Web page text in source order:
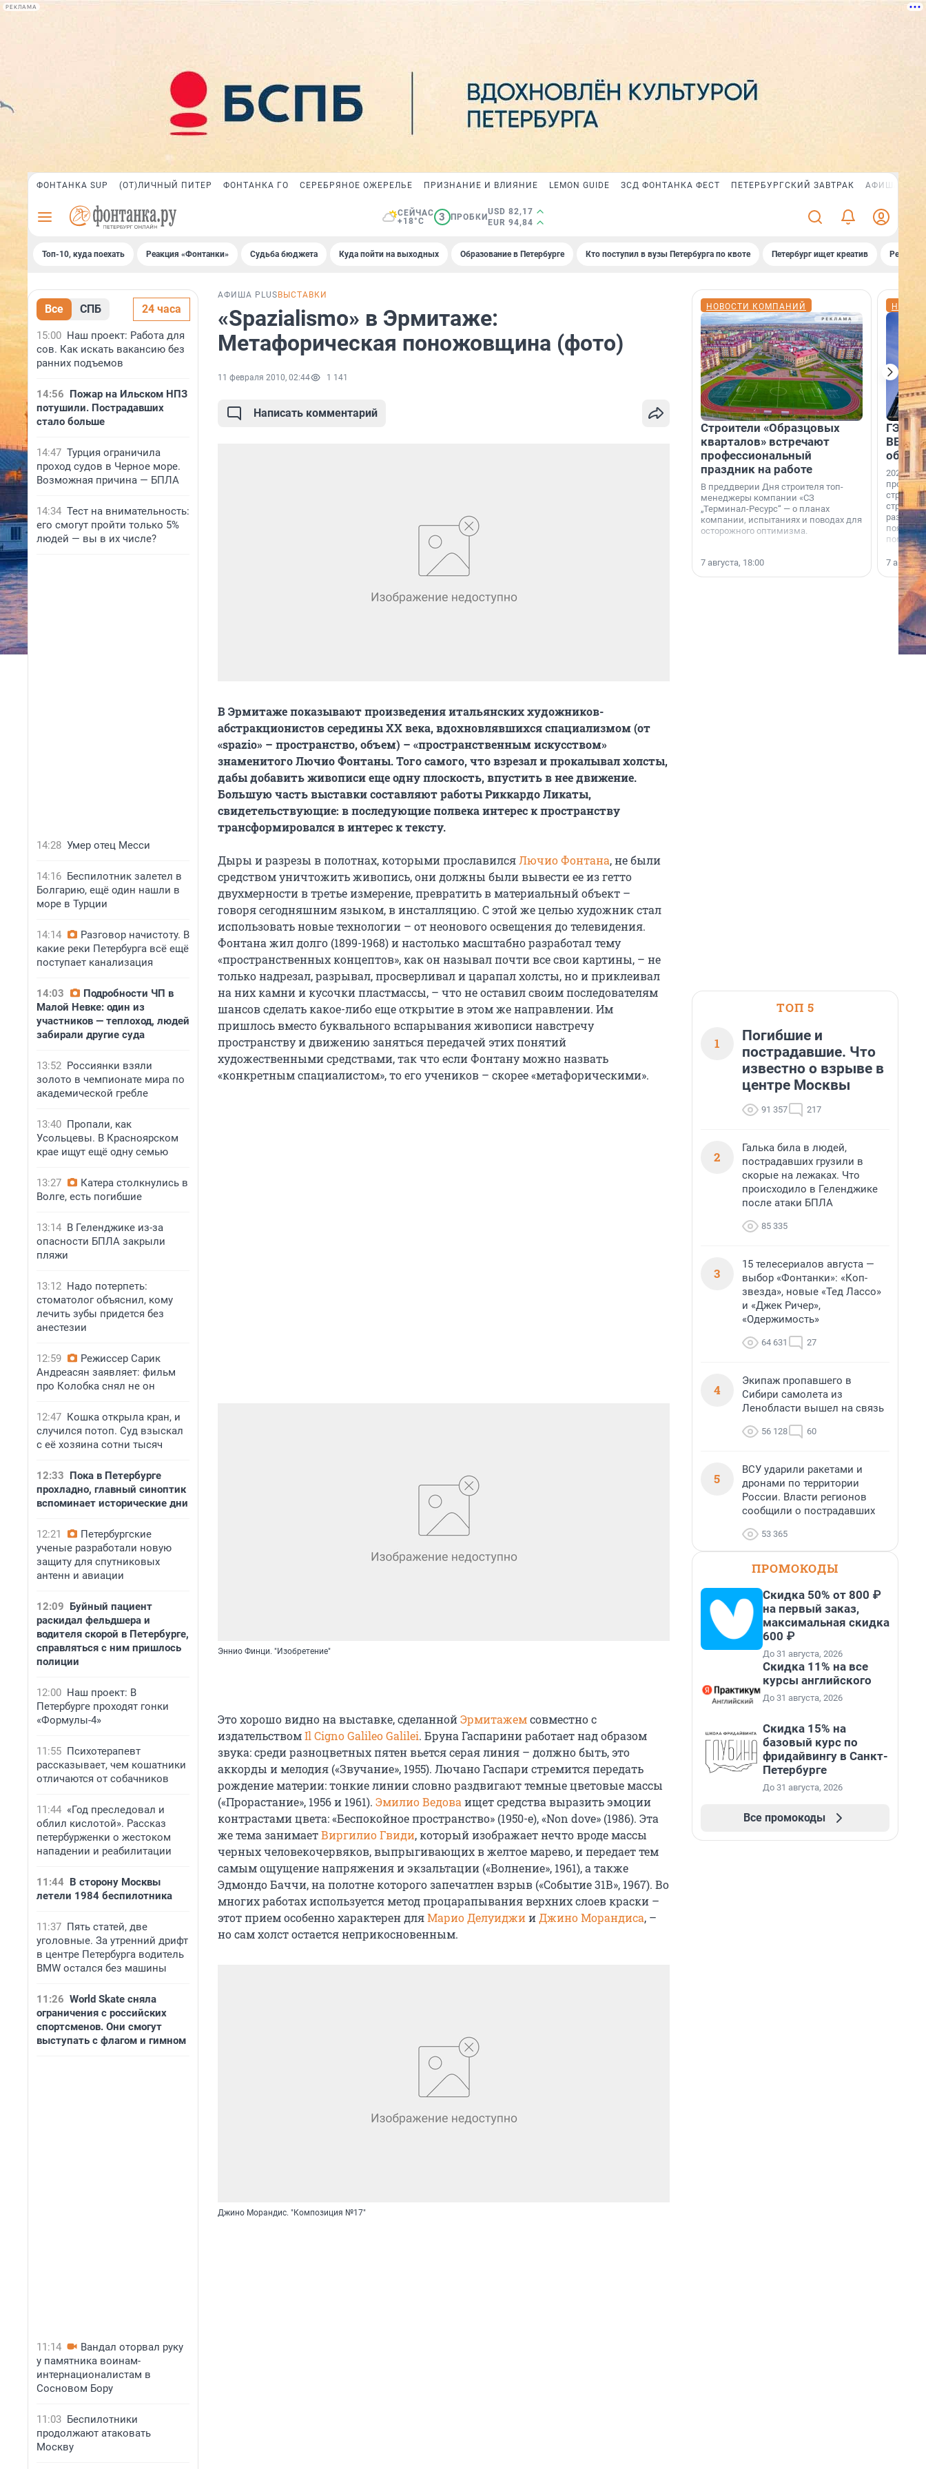
РЕКЛАМА
ФОНТАНКА SUP (ОТ)ЛИЧНЫЙ ПИТЕР ФОНТАНКА ГО СЕРЕБРЯНОЕ ОЖЕРЕЛЬЕ ПРИЗНАНИЕ И ВЛИЯНИЕ LEMON GUIDE ЗСД ФОНТАНКА ФЕСТ ПЕТЕРБУРГСКИЙ ЗАВТРАК АФИША PLUS
СЕЙЧАС
+18°C
3 ПРОБКИ
USD 82,17
EUR 94,84
Топ-10, куда поехать Реакция «Фонтанки» Судьба бюджета Куда пойти на выходных Образование в Петербурге Кто поступил в вузы Петербурга по квоте Петербург ищет креатив
Все СПБ 24 часа
15:00 Наш проект: Работа для
сов. Как искать вакансию без
ранних подъемов
14:56 Пожар на Ильском НПЗ
потушили. Пострадавших
стало больше
14:47 Турция ограничила
проход судов в Черное море.
Возможная причина — БПЛА
14:34 Тест на внимательность:
его смогут пройти только 5%
людей — вы в их числе?
14:28 Умер отец Месси
14:16 Беспилотник залетел в
Болгарию, ещё один нашли в
море в Турции
14:14
Разговор начистоту. В
какие реки Петербурга всё ещё
поступает канализация
14:03
Подробности ЧП в
Малой Невке: один из
участников — теплоход, людей
забирали другие суда
13:52 Россиянки взяли
золото в чемпионате мира по
академической гребле
13:40 Пропали, как
Усольцевы. В Красноярском
крае ищут ещё одну семью
13:27
Катера столкнулись в
Волге, есть погибшие
13:14 В Геленджике из-за
опасности БПЛА закрыли
пляжи
13:12 Надо потерпеть:
стоматолог объяснил, кому
лечить зубы придется без
анестезии
12:59
Режиссер Сарик
Андреасян заявляет: фильм
про Колобка снял не он
12:47 Кошка открыла кран, и
случился потоп. Суд взыскал
с её хозяина сотни тысяч
12:33 Пока в Петербурге
прохладно, главный синоптик
вспоминает исторические дни
12:21
Петербургские
ученые разработали новую
защиту для спутниковых
антенн и авиации
12:09 Буйный пациент
раскидал фельдшера и
водителя скорой в Петербурге,
справляться с ним пришлось
полиции
12:00 Наш проект: В
Петербурге проходят гонки
«Формулы-4»
11:55 Психотерапевт
рассказывает, чем кошатники
отличаются от собачников
11:44 «Год преследовал и
облил кислотой». Рассказ
петербурженки о жестоком
нападении и реабилитации
11:44 В сторону Москвы
летели 1984 беспилотника
11:37 Пять статей, две
уголовные. За утренний дрифт
в центре Петербурга водитель
BMW остался без машины
11:26 World Skate сняла
ограничения с российских
спортсменов. Они смогут
выступать с флагом и гимном
11:14
Вандал оторвал руку
у памятника воинам-
интернационалистам в
Сосновом Бору
11:03 Беспилотники
продолжают атаковать
Москву
АФИША PLUS ВЫСТАВКИ
«Spazialismo» в Эрмитаже:
Метафорическая поножовщина (фото)
11 февраля 2010, 02:44 1 141
Написать комментарий
В Эрмитаже показывают произведения итальянских художников-
абстракционистов середины ХХ века, вдохновлявшихся спациализмом (от
«spazio» – пространство, объем) – «пространственным искусством»
знаменитого Лючио Фонтаны. Того самого, что взрезал и прокалывал холсты,
дабы добавить живописи еще одну плоскость, впустить в нее движение.
Большую часть выставки составляют работы Риккардо Ликаты,
свидетельствующие: в последующие полвека интерес к пространству
трансформировался в интерес к тексту.
Дыры и разрезы в полотнах, которыми прославилсяЛючио Фонтана, не были
средством уничтожить живопись, они должны были вывести ее из гетто
двухмерности в третье измерение, превратить в материальный объект –
говоря сегодняшним языком, в инсталляцию. С этой же целью художник стал
использовать новые технологии – от неонового освещения до телевидения.
Фонтана жил долго (1899-1968) и настолько масштабно разработал тему
«пространственных концептов», как он называл почти все свои картины, – не
только надрезал, разрывал, просверливал и царапал холсты, но и приклеивал
на них камни и кусочки пластмассы, – что не оставил своим последователям
шансов сделать какое-либо еще открытие в этом же направлении. Им
пришлось вместо буквального вспарывания живописи навстречу
пространству и движению заняться передачей этих понятий
художественными средствами, так что если Фонтану можно назвать
«конкретным спациалистом», то его учеников – скорее «метафорическими».
Эннио Финци. "Изобретение"
Это хорошо видно на выставке, сделаннойЭрмитажемсовместно с
издательствомIl Cigno Galileo Galilei. Бруна Гаспарини работает над образом
звука: среди разноцветных пятен вьется серая линия – должно быть, это
аккорды и мелодия («Звучание», 1955). Лючано Гаспари стремится передать
рождение материи: тонкие линии словно раздвигают темные цветовые массы
(«Прорастание», 1956 и 1961). Эмилио Ведова ищет средства выразить эмоции
контрастами цвета: «Беспокойное пространство» (1950-е), «Non dove» (1986). Эта
же тема занимаетВиргилио Гвиди, который изображает нечто вроде массы
черных человекочервяков, выпрыгивающих в желтое марево, и передает тем
самым ощущение напряжения и экзальтации («Волнение», 1961), а также
Эдмондо Баччи, на полотне которого запечатлен взрыв («Событие 31В», 1967). Во
многих работах используется метод процарапывания верхних слоев краски –
этот прием особенно характерен дляМарио ДелуиджииДжино Морандиса, –
но сам холст остается неприкосновенным.
Джино Морандис. "Композиция №17"
НОВОСТИ КОМПАНИЙ
Строители «Образцовых
кварталов» встречают
профессиональный
праздник на работе
В преддверии Дня строителя топ-
менеджеры компании «СЗ
„Терминал-Ресурс“ — о планах
компании, испытаниях и поводах для
осторожного оптимизма.
7 августа, 18:00
ГЭС,
ВВП: в
об
2026-й —
раз. В
7
ТОП 5
1
Погибшие и
пострадавшие. Что
известно о взрыве в
центре Москвы
91 357 217
2
Галька била в людей,
пострадавших грузили в
скорые на лежаках. Что
происходило в Геленджике
после атаки БПЛА
85 335
3
15 телесериалов августа —
выбор «Фонтанки»: «Коп-
звезда», новые «Тед Лассо»
и «Джек Ричер»,
«Одержимость»
64 631 27
4
Экипаж пропавшего в
Сибири самолета из
Ленобласти вышел на связь
56 128 60
5
ВСУ ударили ракетами и
дронами по территории
России. Власти регионов
сообщили о пострадавших
53 365
ПРОМОКОДЫ
Скидка 50% от 800 ₽
на первый заказ,
максимальная скидка
600 ₽
До 31 августа, 2026
Скидка 11% на все
курсы английского
До 31 августа, 2026
Скидка 15% на
базовый курс по
фридайвингу в Санкт-
Петербурге
До 31 августа, 2026
Все промокоды